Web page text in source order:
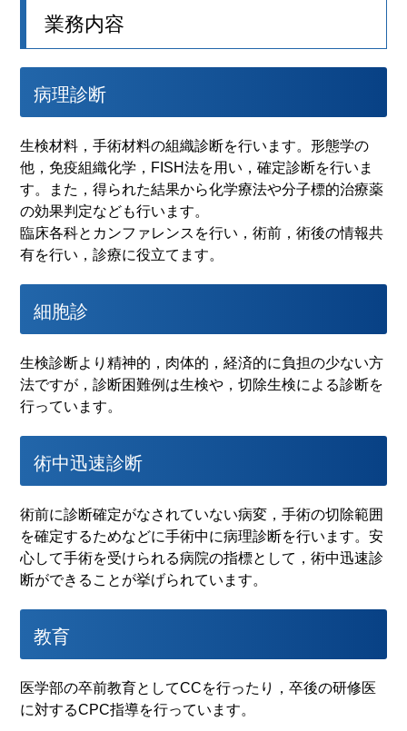
業務内容
病理診断
生検材料，手術材料の組織診断を行います。形態学の
他，免疫組織化学，FISH法を用い，確定診断を行いま
す。また，得られた結果から化学療法や分子標的治療薬
の効果判定なども行います。
臨床各科とカンファレンスを行い，術前，術後の情報共
有を行い，診療に役立てます。
細胞診
生検診断より精神的，肉体的，経済的に負担の少ない方
法ですが，診断困難例は生検や，切除生検による診断を
行っています。
術中迅速診断
術前に診断確定がなされていない病変，手術の切除範囲
を確定するためなどに手術中に病理診断を行います。安
心して手術を受けられる病院の指標として，術中迅速診
断ができることが挙げられています。
教育
医学部の卒前教育としてCCを行ったり，卒後の研修医
に対するCPC指導を行っています。